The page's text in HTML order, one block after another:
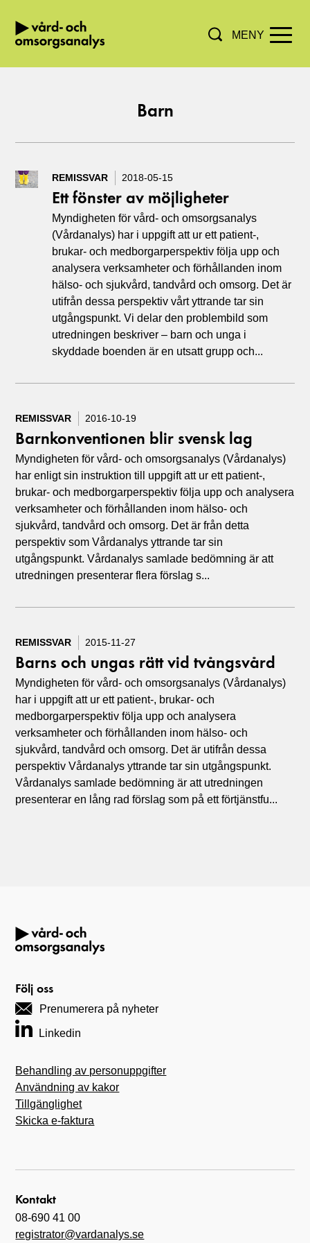
Hoppa direkt till innehållet.
MENY
Barn
REMISSVAR 2018-05-15
Ett fönster av möjligheter
Myndigheten för vård- och omsorgsanalys
(Vårdanalys) har i uppgift att ur ett patient-,
brukar- och medborgarperspektiv följa upp och
analysera verksamheter och förhållanden inom
hälso- och sjukvård, tandvård och omsorg. Det är
utifrån dessa perspektiv vårt yttrande tar sin
utgångspunkt. Vi delar den problembild som
utredningen beskriver – barn och unga i
skyddade boenden är en utsatt grupp och...
REMISSVAR 2016-10-19
Barnkonventionen blir svensk lag
Myndigheten för vård- och omsorgsanalys (Vårdanalys)
har enligt sin instruktion till uppgift att ur ett patient-,
brukar- och medborgarperspektiv följa upp och analysera
verksamheter och förhållanden inom hälso- och
sjukvård, tandvård och omsorg. Det är från detta
perspektiv som Vårdanalys yttrande tar sin
utgångspunkt. Vårdanalys samlade bedömning är att
utredningen presenterar flera förslag s...
REMISSVAR 2015-11-27
Barns och ungas rätt vid tvångsvård
Myndigheten för vård- och omsorgsanalys (Vårdanalys)
har i uppgift att ur ett patient-, brukar- och
medborgarperspektiv följa upp och analysera
verksamheter och förhållanden inom hälso- och
sjukvård, tandvård och omsorg. Det är utifrån dessa
perspektiv Vårdanalys yttrande tar sin utgångspunkt.
Vårdanalys samlade bedömning är att utredningen
presenterar en lång rad förslag som på ett förtjänstfu...
Följ oss
Prenumerera på nyheter
Linkedin
Behandling av personuppgifter
Användning av kakor
Tillgänglighet
Skicka e-faktura
Kontakt
08-690 41 00
registrator@vardanalys.se